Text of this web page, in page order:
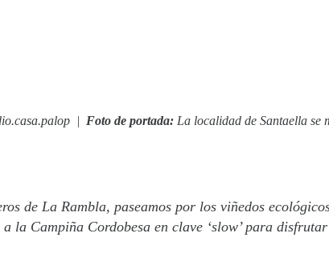
| Foto de portada: La localidad de Santaella se
de La Rambla, paseamos por los viñedos
la Campiña Cordobesa en clave ‘slow’ para